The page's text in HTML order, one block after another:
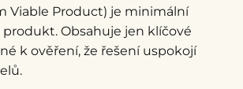
Viable Product) je minimální
Obsahuje jen klíčové
k ověření, že řešení uspokojí